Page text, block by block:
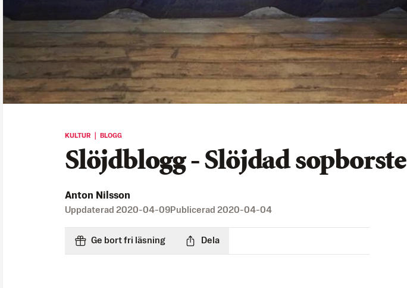
KULTUR ｜ BLOGG
Slöjdblogg - Slöjdad sopborste
Anton Nilsson
Uppdaterad 2020-04-09 Publicerad 2020-04-04
Ge bort fri läsning Dela